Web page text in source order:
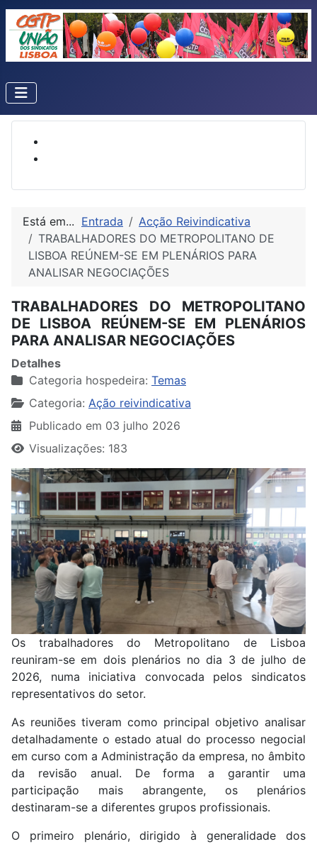
Está em... Entrada
Acção Reivindicativa
TRABALHADORES DO METROPOLITANO DE
LISBOA REÚNEM-SE EM PLENÁRIOS PARA
ANALISAR NEGOCIAÇÕES
TRABALHADORES DO METROPOLITANO
DE LISBOA REÚNEM-SE EM PLENÁRIOS
PARA ANALISAR NEGOCIAÇÕES
Detalhes
Categoria hospedeira: Temas
Categoria: Ação reivindicativa
Publicado em 03 julho 2026
Visualizações: 183
Os trabalhadores do Metropolitano de Lisboa
reuniram-se em dois plenários no dia 3 de julho de
2026, numa iniciativa convocada pelos sindicatos
representativos do setor.
As reuniões tiveram como principal objetivo analisar
detalhadamente o estado atual do processo negocial
em curso com a Administração da empresa, no âmbito
da revisão anual. De forma a garantir uma
participação mais abrangente, os plenários
destinaram-se a diferentes grupos profissionais.
O primeiro plenário, dirigido à generalidade dos